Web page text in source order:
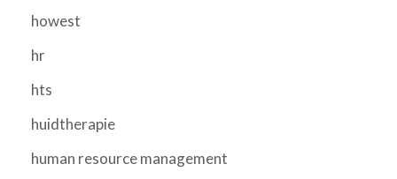
howest
hr
hts
huidtherapie
human resource management